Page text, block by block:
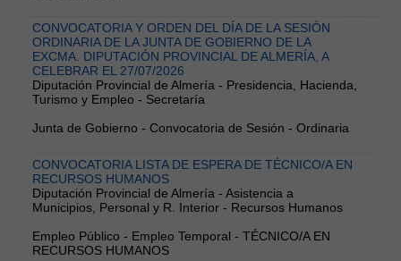
CONVOCATORIA Y ORDEN DEL DÍA DE LA SESIÓN
ORDINARIA DE LA JUNTA DE GOBIERNO DE LA
EXCMA. DIPUTACIÓN PROVINCIAL DE ALMERÍA, A
CELEBRAR EL 27/07/2026
Diputación Provincial de Almería - Presidencia, Hacienda,
Turismo y Empleo - Secretaría
Junta de Gobierno - Convocatoria de Sesión - Ordinaria
CONVOCATORIA LISTA DE ESPERA DE TÉCNICO/A EN
RECURSOS HUMANOS
Diputación Provincial de Almería - Asistencia a
Municipios, Personal y R. Interior - Recursos Humanos
Empleo Público - Empleo Temporal - TÉCNICO/A EN
RECURSOS HUMANOS